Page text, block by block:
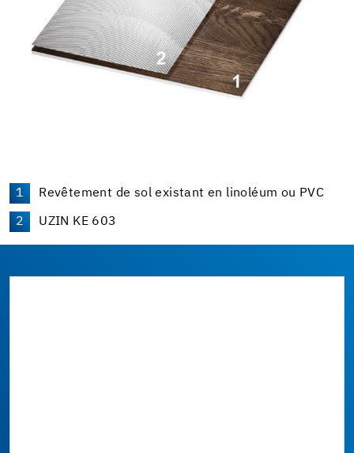
Revêtement de sol existant en linoléum ou PVC
UZIN KE 603